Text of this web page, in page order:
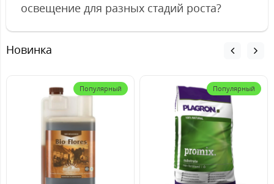
освещение для разных стадий роста?
Новинка
Популярный Популярный